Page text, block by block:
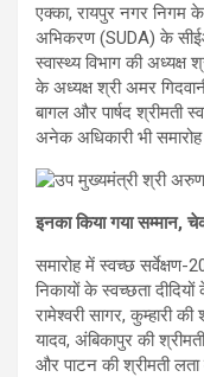
एक्का, रायपुर नगर निगम
अभिकरण (SUDA) के
स्वास्थ्य विभाग की अध्यक्ष
के अध्यक्ष श्री अमर
बागल और पार्षद श्रीमती
अनेक अधिकारी भी
इनका किया गया सम्मान,
समारोह में स्वच्छ
निकायों के स्वच्छता
रामेश्वरी सागर, कुम्हारी
यादव, अंबिकापुर की
और पाटन की श्रीमती लता